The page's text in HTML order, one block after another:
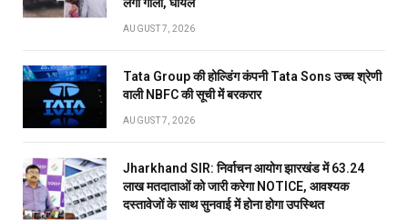
AUGUST 7, 2026
Tata Group की होल्डिंग कंपनी Tata Sons उच्च श्रेणी
वाली NBFC की सूची में बरकरार
AUGUST 7, 2026
Jharkhand SIR: निर्वाचन आयोग झारखंड में 63.24
लाख मतदाताओं को जारी करेगा NOTICE, आवश्यक
दस्तावेजों के साथ सुनवाई में होना होगा उपस्थित